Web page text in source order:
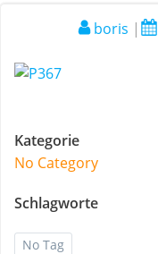
boris |
Kategorie
No Category
Schlagworte
No Tag